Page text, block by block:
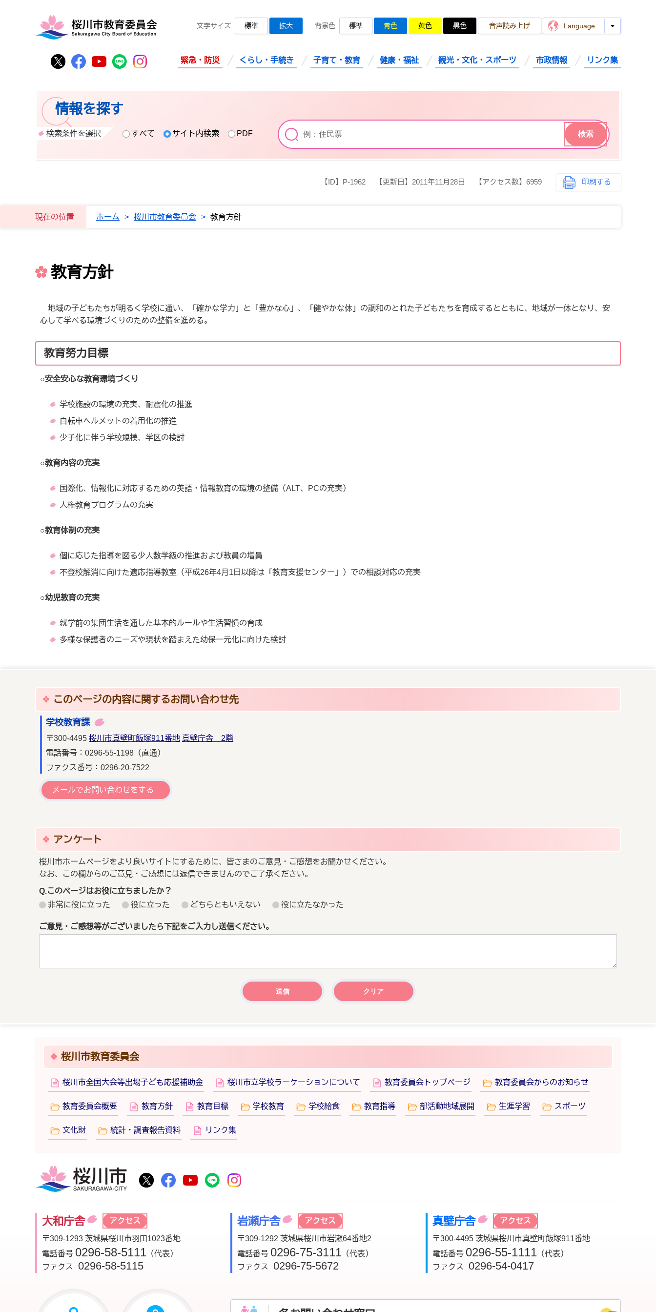
桜川市公式Twitter
桜川市公式Facebook
桜川市公式YouTube
桜川市公式LINE
Instagram
文字サイズ 標準 拡大 背景色 標準 青色 黄色 黒色 音声読み上げ Language
緊急・防災 くらし・手続き 子育て・教育 健康・福祉 観光・文化・スポーツ 市政情報 リンク集
情報を探す
検索条件を選択 すべて サイト内検索 PDF
【ID】 P-1962 【更新日】 2011年11月28日 【アクセス数】 6959 印刷する
現在の位置 ホーム > 桜川市教育委員会 > 教育方針
教育方針
地域の子どもたちが明るく学校に通い、「確かな学力」と「豊かな心」、「健やかな体」の調和のとれた子どもたちを育成するとともに、地域が一体となり、安
心して学べる環境づくりのための整備を進める。
教育努力目標
○安全安心な教育環境づくり
学校施設の環境の充実、耐震化の推進
自転車ヘルメットの着用化の推進
少子化に伴う学校規模、学区の検討
○教育内容の充実
国際化、情報化に対応するための英語・情報教育の環境の整備（ALT、PCの充実）
人権教育プログラムの充実
○教育体制の充実
個に応じた指導を図る少人数学級の推進および教員の増員
不登校解消に向けた適応指導教室（平成26年4月1日以降は「教育支援センター」）での相談対応の充実
○幼児教育の充実
就学前の集団生活を通した基本的ルールや生活習慣の育成
多様な保護者のニーズや現状を踏まえた幼保一元化に向けた検討
このページの内容に関するお問い合わせ先
学校教育課
〒300-4495 桜川市真壁町飯塚911番地 真壁庁舎 2階
電話番号：0296-55-1198（直通）
ファクス番号：0296-20-7522
メールでお問い合わせをする
アンケート
桜川市ホームページをより良いサイトにするために、皆さまのご意見・ご感想をお聞かせください。
なお、この欄からのご意見・ご感想には返信できませんのでご了承ください。
Q.このページはお役に立ちましたか？
非常に役に立った
役に立った どちらともいえない 役に立たなかった
ご意見・ご感想等がございましたら下記をご入力し送信ください。
桜川市教育委員会
桜川市全国大会等出場子ども応援補助金 桜川市立学校ラーケーションについて 教育委員会トップページ 教育委員会からのお知らせ
教育委員会概要 教育方針 教育目標 学校教育 学校給食 教育指導 部活動地域展開 生涯学習 スポーツ
文化財 統計・調査報告資料 リンク集
桜川市公式Twitter
桜川市公式Facebook
桜川市公式YouTube
桜川市公式LINE
大和庁舎 アクセス
〒309-1293 茨城県桜川市羽田1023番地
電話番号 0296-58-5111 （代表）
ファクス
0296-58-5115
岩瀬庁舎 アクセス
〒309-1292 茨城県桜川市岩瀬64番地2
電話番号 0296-75-3111 （代表）
ファクス
0296-75-5672
真壁庁舎 アクセス
〒300-4495 茨城県桜川市真壁町飯塚911番地
電話番号 0296-55-1111 （代表）
ファクス
0296-54-0417